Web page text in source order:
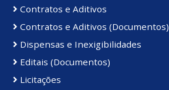
Contratos e Aditivos
Contratos e Aditivos (Documentos)
Dispensas e Inexigibilidades
Editais (Documentos)
Licitações